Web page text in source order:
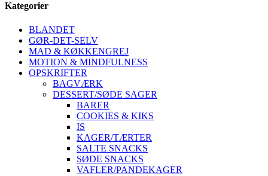
Kategorier
BLANDET
GØR-DET-SELV
MAD & KØKKENGREJ
MOTION & MINDFULNESS
OPSKRIFTER
BAGVÆRK
DESSERT/SØDE SAGER
BARER
COOKIES & KIKS
IS
KAGER/TÆRTER
SALTE SNACKS
SØDE SNACKS
VAFLER/PANDEKAGER